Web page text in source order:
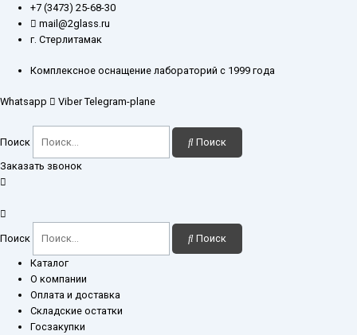
Перейти
содержимому
+7 (3473) 25-68-30
mail@2glass.ru
г. Стерлитамак
Комплексное оснащение лабораторий с 1999 года
Whatsapp Viber Telegram-plane
Поиск Поиск
Заказать звонок
Поиск Поиск
Каталог
О компании
Оплата и доставка
Складские остатки
Госзакупки